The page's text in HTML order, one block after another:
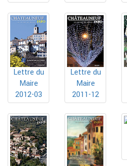
Lettre du
Maire
2012-03
Lettre du
Maire
2011-12